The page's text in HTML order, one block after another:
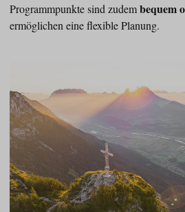
Programmpunkte sind zudembequem
ermöglichen eine flexible Planung.